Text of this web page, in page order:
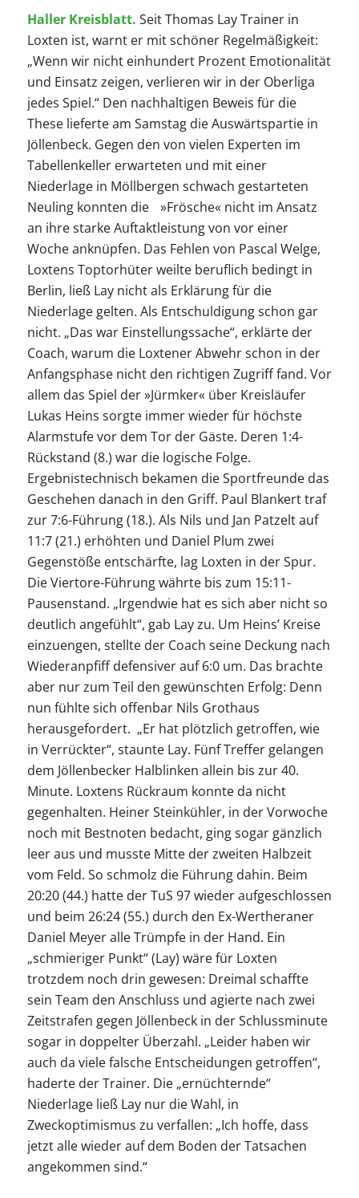
Haller Kreisblatt. Seit Thomas Lay Trainer in
Loxten ist, warnt er mit schöner Regelmäßigkeit:
„Wenn wir nicht einhundert Prozent Emotionalität
und Einsatz zeigen, verlieren wir in der Oberliga
jedes Spiel.“ Den nachhaltigen Beweis für die
These lieferte am Samstag die Auswärtspartie in
Jöllenbeck. Gegen den von vielen Experten im
Tabellenkeller erwarteten und mit einer
Niederlage in Möllbergen schwach gestarteten
Neuling konnten die »Frösche« nicht im Ansatz
an ihre starke Auftaktleistung von vor einer
Woche anknüpfen. Das Fehlen von Pascal Welge,
Loxtens Toptorhüter weilte beruflich bedingt in
Berlin, ließ Lay nicht als Erklärung für die
Niederlage gelten. Als Entschuldigung schon gar
nicht. „Das war Einstellungssache“, erklärte der
Coach, warum die Loxtener Abwehr schon in der
Anfangsphase nicht den richtigen Zugriff fand. Vor
allem das Spiel der »Jürmker« über Kreisläufer
Lukas Heins sorgte immer wieder für höchste
Alarmstufe vor dem Tor der Gäste. Deren 1:4-
Rückstand (8.) war die logische Folge.
Ergebnistechnisch bekamen die Sportfreunde das
Geschehen danach in den Griff. Paul Blankert traf
zur 7:6-Führung (18.). Als Nils und Jan Patzelt auf
11:7 (21.) erhöhten und Daniel Plum zwei
Gegenstöße entschärfte, lag Loxten in der Spur.
Die Viertore-Führung währte bis zum 15:11-
Pausenstand. „Irgendwie hat es sich aber nicht so
deutlich angefühlt“, gab Lay zu. Um Heins’ Kreise
einzuengen, stellte der Coach seine Deckung nach
Wiederanpfiff defensiver auf 6:0 um. Das brachte
aber nur zum Teil den gewünschten Erfolg: Denn
nun fühlte sich offenbar Nils Grothaus
herausgefordert. „Er hat plötzlich getroffen, wie
in Verrückter“, staunte Lay. Fünf Treffer gelangen
dem Jöllenbecker Halblinken allein bis zur 40.
Minute. Loxtens Rückraum konnte da nicht
gegenhalten. Heiner Steinkühler, in der Vorwoche
noch mit Bestnoten bedacht, ging sogar gänzlich
leer aus und musste Mitte der zweiten Halbzeit
vom Feld. So schmolz die Führung dahin. Beim
20:20 (44.) hatte der TuS 97 wieder aufgeschlossen
und beim 26:24 (55.) durch den Ex-Wertheraner
Daniel Meyer alle Trümpfe in der Hand. Ein
„schmieriger Punkt“ (Lay) wäre für Loxten
trotzdem noch drin gewesen: Dreimal schaffte
sein Team den Anschluss und agierte nach zwei
Zeitstrafen gegen Jöllenbeck in der Schlussminute
sogar in doppelter Überzahl. „Leider haben wir
auch da viele falsche Entscheidungen getroffen“,
haderte der Trainer. Die „ernüchternde“
Niederlage ließ Lay nur die Wahl, in
Zweckoptimismus zu verfallen: „Ich hoffe, dass
jetzt alle wieder auf dem Boden der Tatsachen
angekommen sind.“